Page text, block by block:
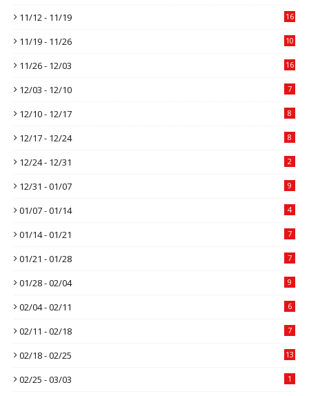
11/12 - 11/19 16
11/19 - 11/26 10
11/26 - 12/03 16
12/03 - 12/10 7
12/10 - 12/17 8
12/17 - 12/24 8
12/24 - 12/31 2
12/31 - 01/07 9
01/07 - 01/14 4
01/14 - 01/21 7
01/21 - 01/28 7
01/28 - 02/04 9
02/04 - 02/11 6
02/11 - 02/18 7
02/18 - 02/25 13
02/25 - 03/03 1